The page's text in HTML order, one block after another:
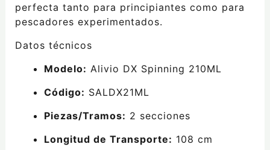
perfecta tanto para principiantes como para
pescadores experimentados.
Datos técnicos
Modelo: Alivio DX Spinning 210ML
Código: SALDX21ML
Piezas/Tramos: 2 secciones
Longitud de Transporte: 108 cm